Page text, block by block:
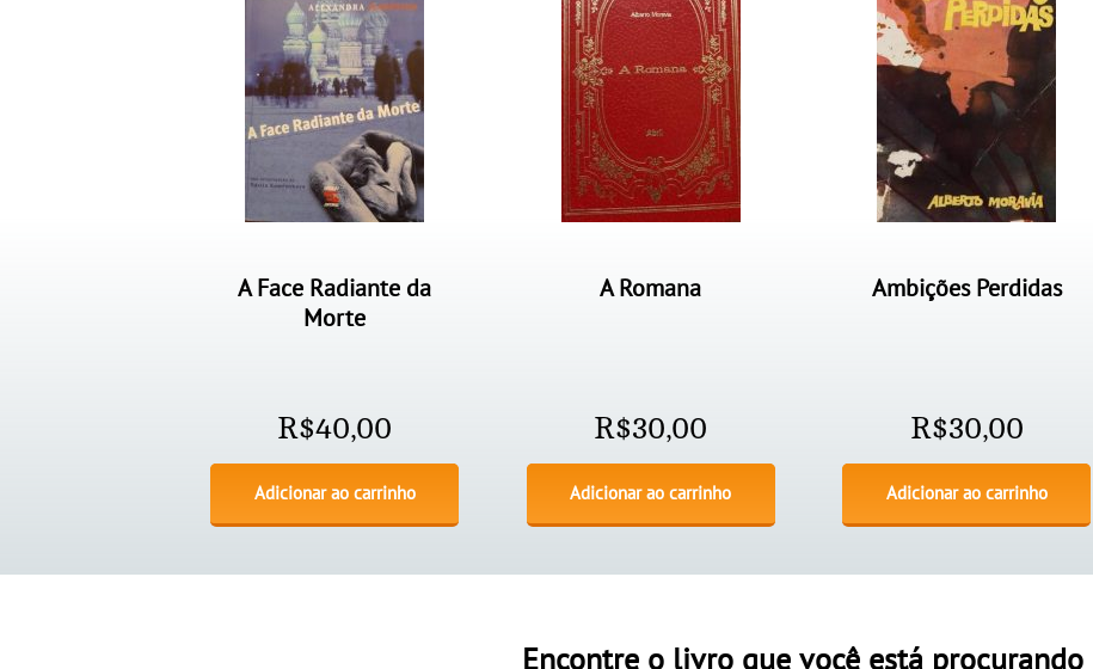
A Face Radiante da
Morte
R$40,00
Adicionar ao carrinho
A Romana
R$30,00
Adicionar ao carrinho
Ambições Perdidas
R$30,00
Adicionar ao carrinho
Encontre o livro que você está procurando